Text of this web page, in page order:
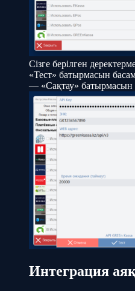
Сізге берілген
«Тест» батырмасын
— «Сақтау» батырмасын
Интеграция